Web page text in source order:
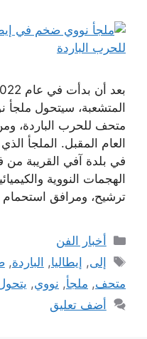
المتشعبة، سيتحول ملجأ
متحف للحرب الباردة،
في بلدة آفي القريبة من
الهجمات النووية
ترشيح، ومرافق
التصنيفات
أخبار الفن
الوسوم
إلى, إيطاليا, الباردة,
متحف, ملجأ, نووي,
أضف تعليق